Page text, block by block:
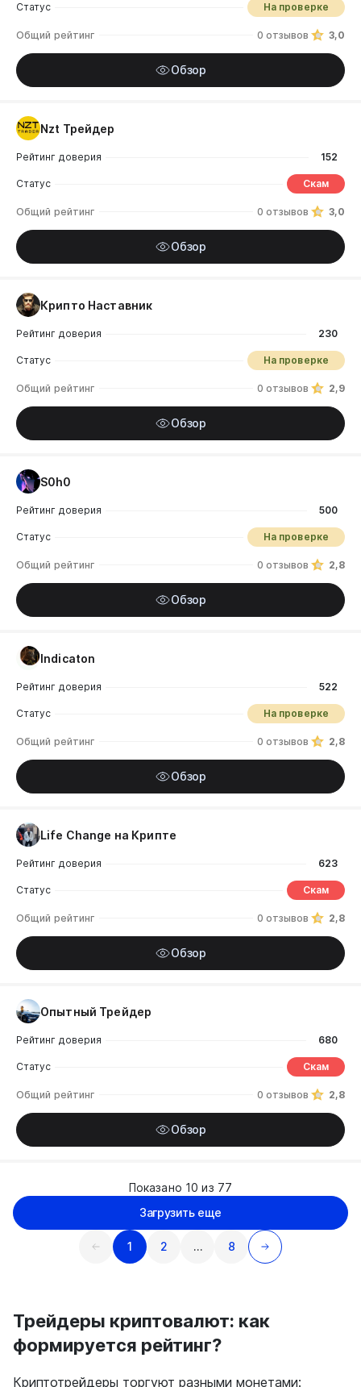
Статус На проверке
Общий рейтинг 3,0
0 отзывов
Обзор
Рейтинг доверия 152
Nzt Трейдер
Статус Скам
Общий рейтинг 3,0
0 отзывов
Обзор
Рейтинг доверия 230
Крипто Наставник
Статус На проверке
Общий рейтинг 2,9
0 отзывов
Обзор
Рейтинг доверия 500
S0h0
Статус На проверке
Общий рейтинг 2,8
0 отзывов
Обзор
Рейтинг доверия 522
Indicaton
Статус На проверке
Общий рейтинг 2,8
0 отзывов
Обзор
Рейтинг доверия 623
Life Change на Крипте
Статус Скам
Общий рейтинг 2,8
0 отзывов
Обзор
Рейтинг доверия 680
Опытный Трейдер
Статус Скам
Общий рейтинг 2,8
0 отзывов
Обзор
Показано 10 из 77
1 2 … 8
Загрузить еще
Трейдеры криптовалют: как
формируется рейтинг?
Криптотрейдеры торгуют разными монетами: